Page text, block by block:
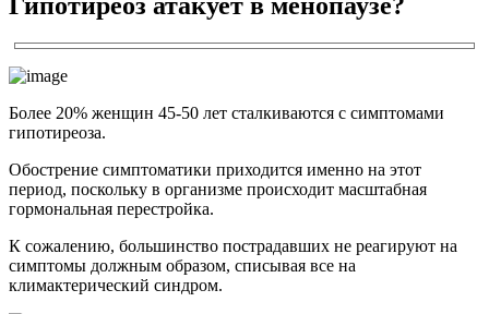
Более 20% женщин 45-50 лет сталкиваются с симптомами
гипотиреоза.
Обострение симптоматики приходится именно на этот
период, поскольку в организме происходит масштабная
гормональная перестройка.
К сожалению, большинство пострадавших не реагируют на
симптомы должным образом, списывая все на
климактерический синдром.